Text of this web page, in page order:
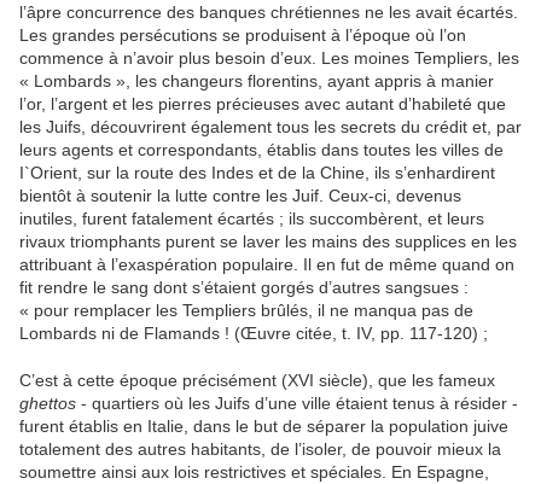
l’âpre concurrence des banques chrétiennes ne les avait écartés.
Les grandes persécutions se produisent à l’époque où l’on
commence à n’avoir plus besoin d’eux. Les moines Templiers, les
« Lombards », les changeurs florentins, ayant appris à manier
l’or, l’argent et les pierres précieuses avec autant d’habileté que
les Juifs, découvrirent également tous les secrets du crédit et, par
leurs agents et correspondants, établis dans toutes les villes de
I`Orient, sur la route des Indes et de la Chine, ils s’enhardirent
bientôt à soutenir la lutte contre les Juif. Ceux-ci, devenus
inutiles, furent fatalement écartés ; ils succombèrent, et leurs
rivaux triomphants purent se laver les mains des supplices en les
attribuant à l’exaspération populaire. Il en fut de même quand on
fit rendre le sang dont s’étaient gorgés d’autres sangsues :
« pour remplacer les Templiers brûlés, il ne manqua pas de
Lombards ni de Flamands ! (Œuvre citée, t. IV, pp. 117-120) ;
C’est à cette époque précisément (XVI siècle), que les fameux
ghettos - quartiers où les Juifs d’une ville étaient tenus à résider -
furent établis en Italie, dans le but de séparer la population juive
totalement des autres habitants, de l’isoler, de pouvoir mieux la
soumettre ainsi aux lois restrictives et spéciales. En Espagne,